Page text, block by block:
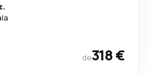
de318 €